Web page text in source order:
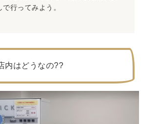
行ってみよう。
内はどうなの??